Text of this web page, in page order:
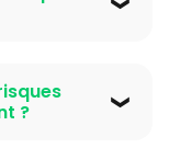
sera
la commune
Un contrôle
validée, vous
saute,
Soisy
?